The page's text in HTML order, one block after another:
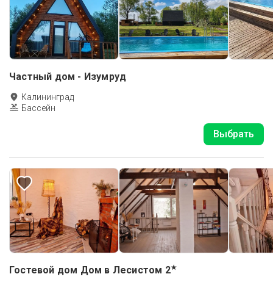
Частный дом - Изумруд
Калининград
Бассейн
Выбрать
Гостевой дом Дом в Лесистом 2★